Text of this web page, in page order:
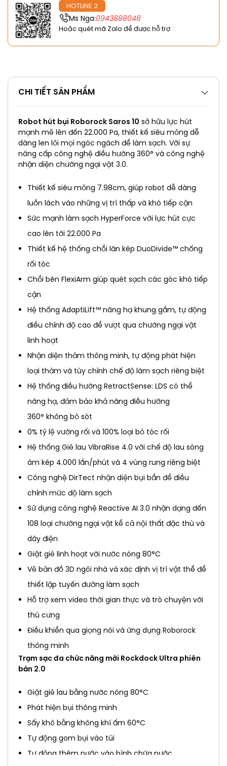
HOTLINE 2
Ms Nga:0943888048
Hoặc quét mã Zalo để được hỗ trợ
CHI TIẾT SẢN PHẨM
Robot hút bụi Roborock Saros 10 sở hữu lực hút
mạnh mẽ lên đến 22.000 Pa, thiết kế siêu mỏng dễ
dàng len lỏi mọi ngóc ngách để làm sạch. Với sự
nâng cấp công nghệ điều hướng 360° và công nghệ
nhận diện chướng ngại vật 3.0.
Thiết kế siêu mỏng 7.98cm, giúp robot dễ dàng
luồn lách vào những vị trí thấp và khó tiếp cận
Sức mạnh làm sạch HyperForce với lực hút cực
cao lên tới 22.000 Pa
Thiết kế hệ thống chổi lăn kép DuoDivide™ chống
rối tóc
Chổi bên FlexiArm giúp quét sạch các góc khó tiếp
cận
Hệ thống AdaptiLift™ nâng hạ khung gầm, tự động
điều chỉnh độ cao để vượt qua chướng ngại vật
linh hoạt
Nhận diện thảm thông minh, tự động phát hiện
loại thảm và tùy chỉnh chế độ làm sạch riêng biệt
Hệ thống điều hướng RetractSense: LDS có thể
nâng hạ, đảm bảo khả năng điều hướng
360° không bỏ sót
0% tỷ lệ vướng rối và 100% loại bỏ tóc rối
Hệ thống Giẻ lau VibraRise 4.0 với chế độ lau sóng
âm kép 4.000 lần/phút và 4 vùng rung riêng biệt
Công nghệ DirTect nhận diện bụi bẩn để điều
chỉnh mức độ làm sạch
Sử dụng công nghệ Reactive AI 3.0 nhận dạng đến
108 loại chướng ngại vật kể cả nội thất đặc thù và
dây điện
Giặt giẻ linh hoạt với nước nóng 80°C
Vẽ bản đồ 3D ngôi nhà và xác định vị trí vật thể để
thiết lập tuyến đường làm sạch
Hỗ trợ xem video thời gian thực và trò chuyện với
thú cưng
Điều khiển qua giọng nói và ứng dụng Roborock
thông minh
Trạm sạc đa chức năng mới Rockdock Ultra phiên
bản 2.0
Giặt giẻ lau bằng nước nóng 80°C
Phát hiện bụi thông minh
Sấy khô bằng không khí ấm 60°C
Tự động gom bụi vào túi
Tự động thêm nước vào bình chứa nước